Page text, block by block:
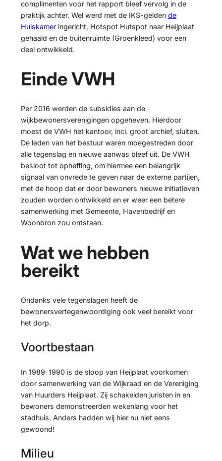
complimenten voor het rapport bleef vervolg in de
praktijk achter. Wel werd met de IKS-gelden de
Huiskameringericht, Hotspot Hutspot naar Heijplaat
gehaald en de buitenruimte (Groenkleed) voor een
deel ontwikkeld.
Einde VWH
Per 2016 werden de subsidies aan de
wijkbewonersverenigingen opgeheven. Hierdoor
moest de VWH het kantoor, incl. groot archief, sluiten.
De leden van het bestuur waren moegestreden door
alle tegenslag en nieuwe aanwas bleef uit. De VWH
besloot tot opheffing, om hiermee een belangrijk
signaal van onvrede te geven naar de externe partijen,
met de hoop dat er door bewoners nieuwe initiatieven
zouden worden ontwikkeld en er weer een betere
samenwerking met Gemeente, Havenbedrijf en
Woonbron zou ontstaan.
Wat we hebben
bereikt
Ondanks vele tegenslagen heeft de
bewonersvertegenwoordiging ook veel bereikt voor
het dorp.
Voortbestaan
In 1989-1990 is de sloop van Heijplaat voorkomen
door samenwerking van de Wijkraad en de Vereniging
van Huurders Heijplaat. Zij schakelden juristen in en
bewoners demonstreerden wekenlang voor het
stadhuis. Anders hadden wij hier nu niet eens
gewoond!
Milieu